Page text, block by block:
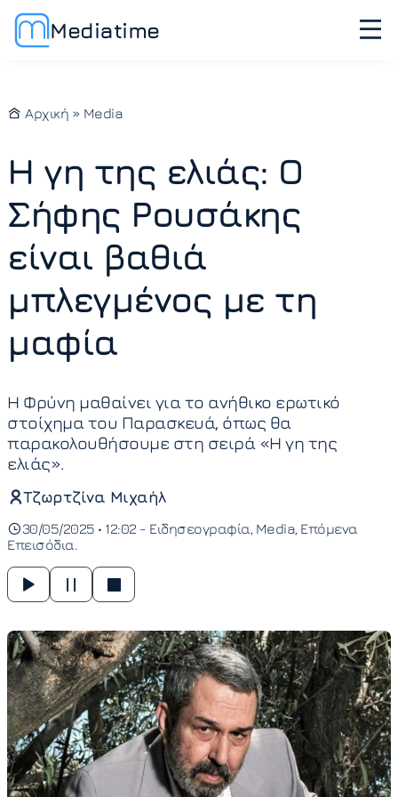
Mediatime
Αρχική » Media
Η γη της ελιάς: Ο
Σήφης Ρουσάκης
είναι βαθιά
μπλεγμένος με τη
μαφία
Η Φρύνη μαθαίνει για το ανήθικο ερωτικό
στοίχημα του Παρασκευά, όπως θα
παρακολουθήσουμε στη σειρά «Η γη της
ελιάς».
Τζωρτζίνα Μιχαήλ
30/05/2025 • 12:02 - Ειδησεογραφία Media Επόμενα
Επεισόδια